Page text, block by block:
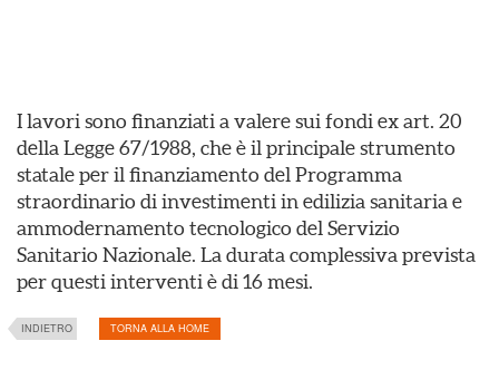
I lavori sono finanziati a valere sui fondi ex art. 20
della Legge 67/1988, che è il principale strumento
statale per il finanziamento del Programma
straordinario di investimenti in edilizia sanitaria e
ammodernamento tecnologico del Servizio
Sanitario Nazionale. La durata complessiva prevista
per questi interventi è di 16 mesi.
INDIETRO TORNA ALLA HOME